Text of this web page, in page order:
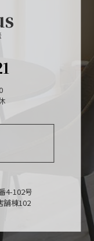
4-102号
舗棟102